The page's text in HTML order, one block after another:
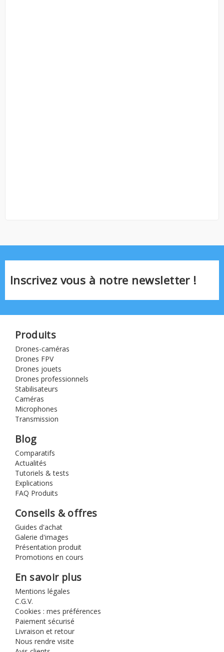
Inscrivez vous à notre newsletter !
Produits
Drones-caméras
Drones FPV
Drones jouets
Drones professionnels
Stabilisateurs
Caméras
Microphones
Transmission
Blog
Comparatifs
Actualités
Tutoriels & tests
Explications
FAQ Produits
Conseils & offres
Guides d'achat
Galerie d'images
Présentation produit
Promotions en cours
En savoir plus
Mentions légales
C.G.V.
Cookies : mes préférences
Paiement sécurisé
Livraison et retour
Nous rendre visite